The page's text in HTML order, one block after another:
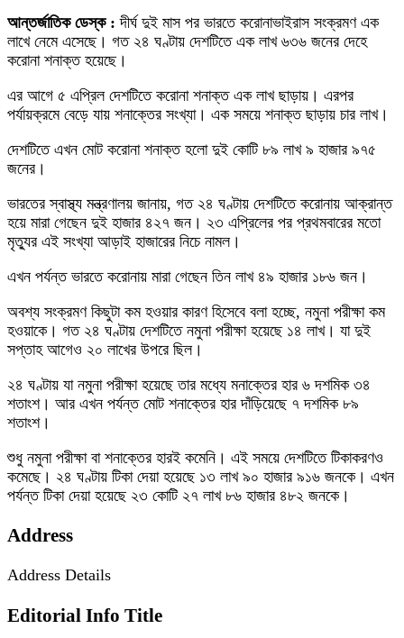
আন্তর্জাতিক ডেস্ক : দীর্ঘ দুই মাস পর ভারতে করোনাভাইরাস সংক্রমণ এক
লাখে নেমে এসেছে। গত ২৪ ঘণ্টায় দেশটিতে এক লাখ ৬৩৬ জনের দেহে
করোনা শনাক্ত হয়েছে।
এর আগে ৫ এপ্রিল দেশটিতে করোনা শনাক্ত এক লাখ ছাড়ায়। এরপর
পর্যায়ক্রমে বেড়ে যায় শনাক্তের সংখ্যা। এক সময়ে শনাক্ত ছাড়ায় চার লাখ।
দেশটিতে এখন মোট করোনা শনাক্ত হলো দুই কোটি ৮৯ লাখ ৯ হাজার ৯৭৫
জনের।
ভারতের স্বাস্থ্য মন্ত্রণালয় জানায়, গত ২৪ ঘণ্টায় দেশটিতে করোনায় আক্রান্ত
হয়ে মারা গেছেন দুই হাজার ৪২৭ জন। ২৩ এপ্রিলের পর প্রথমবারের মতো
মৃত্যুর এই সংখ্যা আড়াই হাজারের নিচে নামল।
এখন পর্যন্ত ভারতে করোনায় মারা গেছেন তিন লাখ ৪৯ হাজার ১৮৬ জন।
অবশ্য সংক্রমণ কিছুটা কম হওয়ার কারণ হিসেবে বলা হচ্ছে, নমুনা পরীক্ষা কম
হওয়াকে। গত ২৪ ঘণ্টায় দেশটিতে নমুনা পরীক্ষা হয়েছে ১৪ লাখ। যা দুই
সপ্তাহ আগেও ২০ লাখের উপরে ছিল।
২৪ ঘণ্টায় যা নমুনা পরীক্ষা হয়েছে তার মধ্যে মনাক্তের হার ৬ দশমিক ৩৪
শতাংশ। আর এখন পর্যন্ত মোট শনাক্তের হার দাঁড়িয়েছে ৭ দশমিক ৮৯
শতাংশ।
শুধু নমুনা পরীক্ষা বা শনাক্তের হারই কমেনি। এই সময়ে দেশটিতে টিকাকরণও
কমেছে। ২৪ ঘণ্টায় টিকা দেয়া হয়েছে ১৩ লাখ ৯০ হাজার ৯১৬ জনকে। এখন
পর্যন্ত টিকা দেয়া হয়েছে ২৩ কোটি ২৭ লাখ ৮৬ হাজার ৪৮২ জনকে।
Address
Address Details
Editorial Info Title